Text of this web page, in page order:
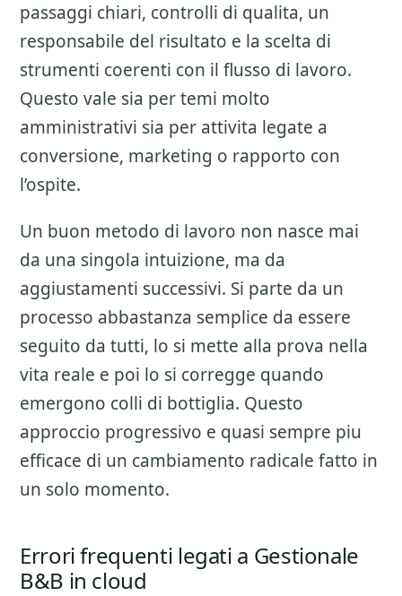
passaggi chiari, controlli di qualita, un
responsabile del risultato e la scelta di
strumenti coerenti con il flusso di lavoro.
Questo vale sia per temi molto
amministrativi sia per attivita legate a
conversione, marketing o rapporto con
l’ospite.
Un buon metodo di lavoro non nasce mai
da una singola intuizione, ma da
aggiustamenti successivi. Si parte da un
processo abbastanza semplice da essere
seguito da tutti, lo si mette alla prova nella
vita reale e poi lo si corregge quando
emergono colli di bottiglia. Questo
approccio progressivo e quasi sempre piu
efficace di un cambiamento radicale fatto in
un solo momento.
Errori frequenti legati a Gestionale
B&B in cloud